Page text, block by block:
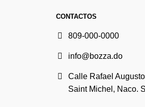
CONTACTOS
809-000-0000
info@bozza.do
Calle Rafael
Saint Michel, Naco.